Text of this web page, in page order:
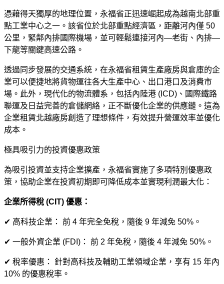
憑藉得天獨厚的地理位置，永福省正迅速崛起成為越南北部重
點工業中心之一。該省位於北部重點經濟區，距離河內僅 50
公里，緊鄰內排國際機場，並可輕鬆連接河內—老街、內排—
下龍等關鍵高速公路。
透過同步發展的交通系統，在永福省租賃生產廠房與倉庫的企
業可以便捷地將貨物運往各大生產中心、出口港口及消費市
場。此外，現代化的物流體系，包括內陸港 (ICD)、國際鐵路
聯運及日益完善的倉儲網絡，正不斷優化企業的供應鏈。這為
企業租賃北越廠房創造了理想條件，有效提升營運效率並優化
成本。
極具吸引力的投資優惠政策
為吸引投資並支持企業擴產，永福省實施了多項特別優惠政
策，協助企業在投資初期即可降低成本並實現利潤最大化：
企業所得稅 (CIT) 優惠：
✔ 高科技企業： 前 4 年完全免稅，隨後 9 年減免 50%。
✔ 一般外資企業 (FDI)： 前 2 年免稅，隨後 4 年減免 50%。
✔ 稅率優惠： 針對高科技及輔助工業領域企業，享有 15 年內
10% 的優惠稅率。